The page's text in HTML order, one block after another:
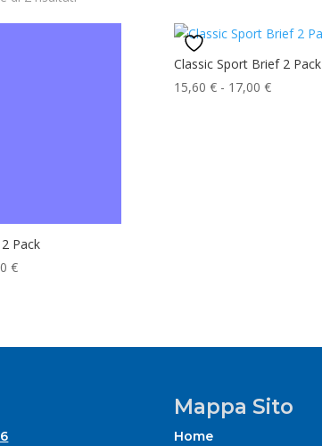
Pack
€Fascia
21,10 €
Classic Sport Brief 2 Pack
15,60 € - 17,00 €Fascia
Mappa Sito
Home